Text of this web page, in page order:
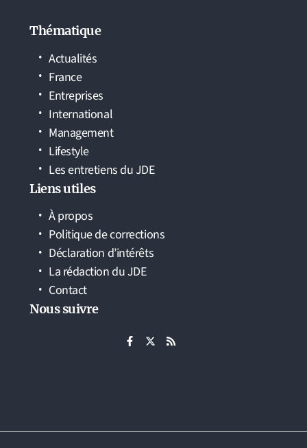
Thématique
Actualités
France
Entreprises
International
Management
Lifestyle
Les entretiens du JDE
Liens utiles
À propos
Politique de corrections
Déclaration d’intérêts
La rédaction du JDE
Contact
Nous suivre